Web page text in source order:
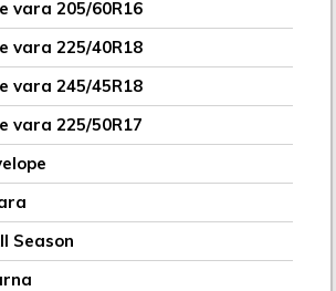
vara 205/60R16
vara 225/40R18
vara 245/45R18
vara 225/50R17
Season